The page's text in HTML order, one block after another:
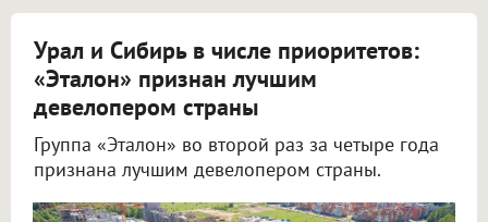
Урал и Сибирь в числе приоритетов:
«Эталон» признан лучшим
девелопером страны
Группа «Эталон» во второй раз за четыре года
признана лучшим девелопером страны.